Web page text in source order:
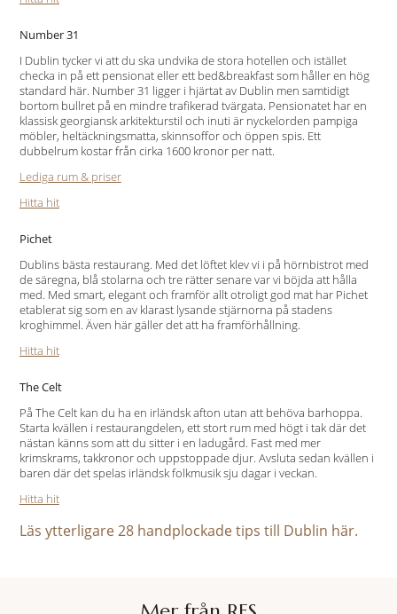
Number 31
I Dublin tycker vi att du ska undvika de stora hotellen och istället
checka in på ett pensionat eller ett bed&breakfast som håller en hög
standard här. Number 31 ligger i hjärtat av Dublin men samtidigt
bortom bullret på en mindre trafikerad tvärgata. Pensionatet har en
klassisk georgiansk arkitekturstil och inuti är nyckelorden pampiga
möbler, heltäckningsmatta, skinnsoffor och öppen spis. Ett
dubbelrum kostar från cirka 1600 kronor per natt.
Lediga rum & priser
Hitta hit
Pichet
Dublins bästa restaurang. Med det löftet klev vi i på hörnbistrot med
de säregna, blå stolarna och tre rätter senare var vi böjda att hålla
med. Med smart, elegant och framför allt otroligt god mat har Pichet
etablerat sig som en av klarast lysande stjärnorna på stadens
kroghimmel. Även här gäller det att ha framförhållning.
Hitta hit
The Celt
På The Celt kan du ha en irländsk afton utan att behöva barhoppa.
Starta kvällen i restaurangdelen, ett stort rum med högt i tak där det
nästan känns som att du sitter i en ladugård. Fast med mer
krimskrams, takkronor och uppstoppade djur. Avsluta sedan kvällen i
baren där det spelas irländsk folkmusik sju dagar i veckan.
Hitta hit
Läs ytterligare 28 handplockade tips till Dublin här.